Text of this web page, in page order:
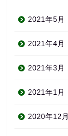
2021年5月
2021年4月
2021年3月
2021年1月
2020年12月